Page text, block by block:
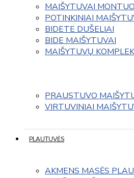
MAIŠYTUVAI
POTINKINIAI
BIDETE DUŠELIAI
BIDE MAIŠYTUVAI
MAIŠYTUVŲ
PRAUSTUVO
VIRTUVINIAI
PLAUTUVĖS
AKMENS MASĖS